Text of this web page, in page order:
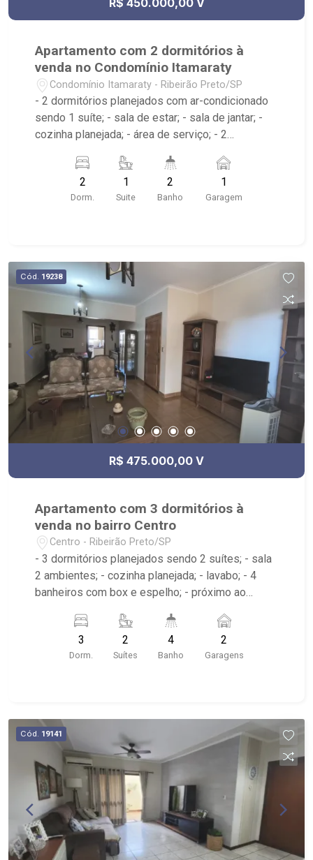
R$ 450.000,00 V
Apartamento com 2 dormitórios à
venda no Condomínio Itamaraty
Condomínio Itamaraty - Ribeirão Preto/SP
- 2 dormitórios planejados com ar-condicionado
sendo 1 suíte; - sala de estar; - sala de jantar; -
cozinha planejada; - área de serviço; - 2
próximo à Av. Leais Paulista, Boteco do Paulin
2
Dorm.
1
Suite
2
Banho
1
Garagem
Cód. 19238
R$ 475.000,00 V
Apartamento com 3 dormitórios à
venda no bairro Centro
Centro - Ribeirão Preto/SP
- 3 dormitórios planejados sendo 2 suítes; - sala
2 ambientes; - cozinha planejada; - lavabo; - 4
banheiros com box e espelho; - próximo ao
Dionísio
3
Dorm.
2
Suítes
4
Banho
2
Garagens
Cód. 19141